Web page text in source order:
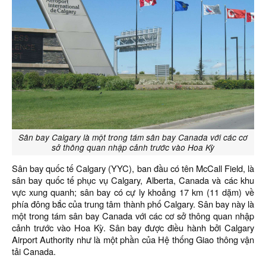
Sân bay Calgary là một trong tám sân bay Canada với các cơ
sở thông quan nhập cảnh trước vào Hoa Kỳ
Sân bay quốc tế Calgary (YYC), ban đầu có tên McCall Field, là
sân bay quốc tế phục vụ Calgary, Alberta, Canada và các khu
vực xung quanh; sân bay có cự ly khoảng 17 km (11 dặm) về
phía đông bắc của trung tâm thành phố Calgary. Sân bay này là
một trong tám sân bay Canada với các cơ sở thông quan nhập
cảnh trước vào Hoa Kỳ. Sân bay được điều hành bởi Calgary
Airport Authority như là một phần của Hệ thống Giao thông vận
tải Canada.